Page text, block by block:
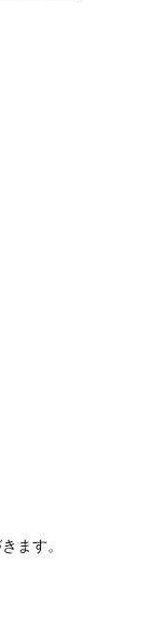
ます。